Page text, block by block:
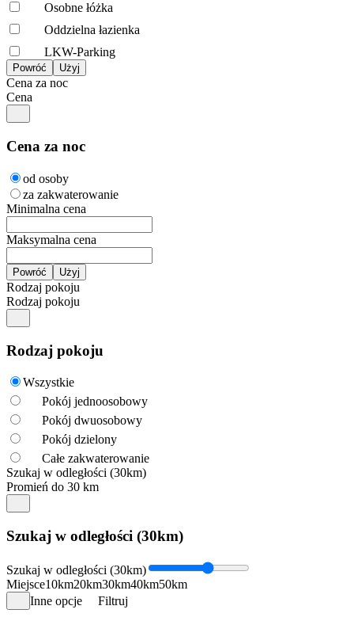
Osobne łóżka
Oddzielna łazienka
LKW-Parking
Cena za noc
Cena
Cena za noc
od osoby
za zakwaterowanie
Minimalna cena
Maksymalna cena
Rodzaj pokoju
Rodzaj pokoju
Rodzaj pokoju
Wszystkie
Pokój jednoosobowy
Pokój dwuosobowy
Pokój dzielony
Całe zakwaterowanie
Szukaj w odległości (30km)
Promień do 30 km
Szukaj w odległości (30km)
Szukaj w odległości (30km)
Miejsce10km20km30km40km50km
Inne opcje
Filtruj